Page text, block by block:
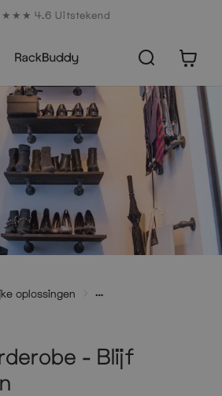
4.6 Uitstekend
oplossingen
- Blijf